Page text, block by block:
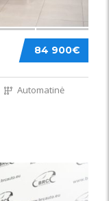
84 900€
Automatinė